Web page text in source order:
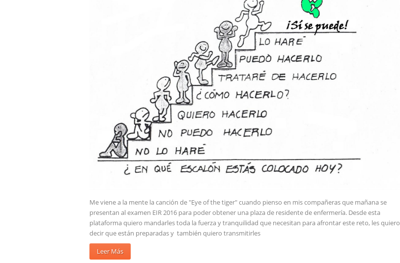
Me viene a la mente la canción de "Eye of the tiger" cuando pienso en mis compañeras que mañana se
presentan al examen EIR 2016 para poder obtener una plaza de residente de enfermería. Desde esta
plataforma quiero mandarles toda la fuerza y tranquilidad que necesitan para afrontar este reto, les quiero
decir que están preparadas y también quiero transmitirles
Leer Más